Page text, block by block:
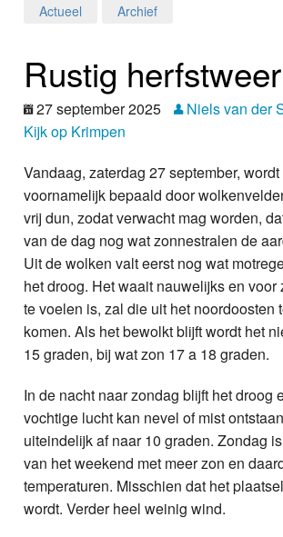
Home
Programma's
Nieuws
Foto's
Video
Webcam
Vacatures
Info
Actueel Archief
Rustig herfstweer
27 september 2025
Niels van der
Kijk op Krimpen
Vandaag, zaterdag 27 september,
voornamelijk bepaald door
vrij dun, zodat verwacht mag worden,
van de dag nog wat zonnestralen de
Uit de wolken valt eerst nog wat
het droog. Het waait nauwelijks en voor
te voelen is, zal die uit het noordoosten
komen. Als het bewolkt blijft wordt het
15 graden, bij wat zon 17 a 18 graden.
In de nacht naar zondag blijft het droog
vochtige lucht kan nevel of mist
uiteindelijk af naar 10 graden. Zondag
van het weekend met meer zon en
temperaturen. Misschien dat het
wordt. Verder heel weinig wind.